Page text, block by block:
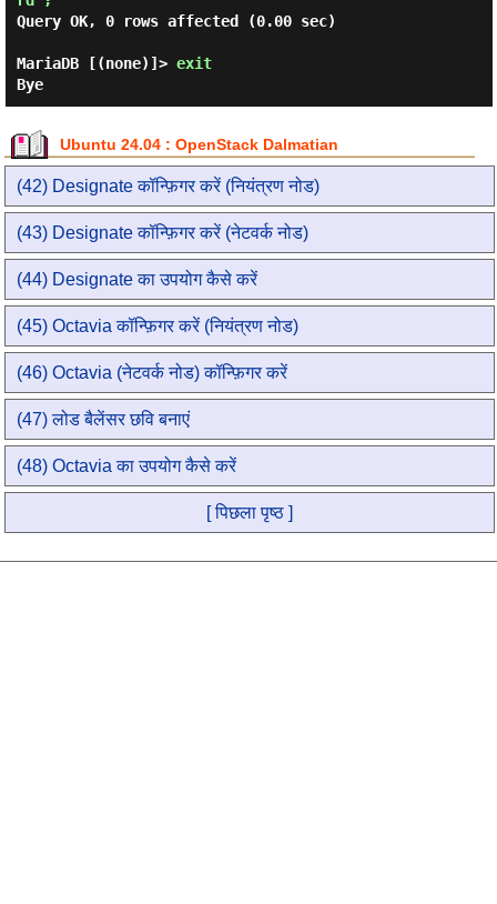
Query OK, 0 rows affected (0.00 sec)
MariaDB [(none)]> exit
Bye
Ubuntu 24.04 : OpenStack Dalmatian
(42) Designate कॉन्फ़िगर करें (नियंत्रण नोड)
(43) Designate कॉन्फ़िगर करें (नेटवर्क नोड)
(44) Designate का उपयोग कैसे करें
(45) Octavia कॉन्फ़िगर करें (नियंत्रण नोड)
(46) Octavia (नेटवर्क नोड) कॉन्फ़िगर करें
(47) लोड बैलेंसर छवि बनाएं
(48) Octavia का उपयोग कैसे करें
[ पिछला पृष्ठ ]